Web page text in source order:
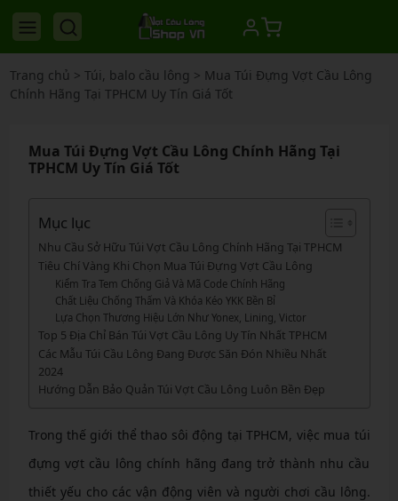
Trang chủ > Túi, balo cầu lông > Mua Túi Đựng Vợt Cầu Lông
Chính Hãng Tại TPHCM Uy Tín Giá Tốt
Mua Túi Đựng Vợt Cầu Lông Chính Hãng Tại
TPHCM Uy Tín Giá Tốt
Mục lục
Nhu Cầu Sở Hữu Túi Vợt Cầu Lông Chính Hãng Tại TPHCM
Tiêu Chí Vàng Khi Chọn Mua Túi Đựng Vợt Cầu Lông
Kiểm Tra Tem Chống Giả Và Mã Code Chính Hãng
Chất Liệu Chống Thấm Và Khóa Kéo YKK Bền Bỉ
Lựa Chọn Thương Hiệu Lớn Như Yonex, Lining, Victor
Top 5 Địa Chỉ Bán Túi Vợt Cầu Lông Uy Tín Nhất TPHCM
Các Mẫu Túi Cầu Lông Đang Được Săn Đón Nhiều Nhất
2024
Hướng Dẫn Bảo Quản Túi Vợt Cầu Lông Luôn Bền Đẹp
Trong thế giới thể thao sôi động tại TPHCM, việc mua túi
đựng vợt cầu lông chính hãng đang trở thành nhu cầu
thiết yếu cho các vận động viên và người chơi cầu lông.